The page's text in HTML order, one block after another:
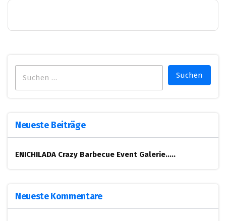
nach:
Neueste Beiträge
ENICHILADA Crazy Barbecue Event Galerie…..
Neueste Kommentare